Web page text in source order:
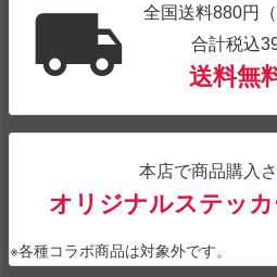
全国送料880円
合計税込
送料無
本店で商品購入
オリジナルステッ
※各種コラボ商品は対象外です。